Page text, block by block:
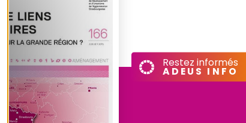
Restez informés
ADEUS INFO